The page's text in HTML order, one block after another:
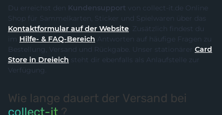
Du erreichst den Kundensupport von collect-it.de Online
Shop für Sammelkarten, Sticker und Spielwaren über das
Kontaktformular auf der Website. Zusätzlich findest du
im Hilfe- & FAQ-Bereich Antworten auf häufige Fragen zu
Bestellung, Versand und Rückgabe. Unser stationärer Card
Store in Dreieich steht dir ebenfalls als Anlaufstelle zur
Verfügung.
Wie lange dauert der Versand bei
collect-it ?